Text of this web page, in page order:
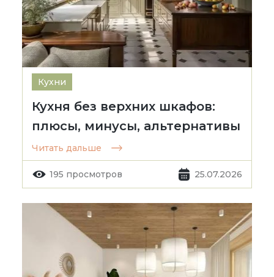
Кухни
Кухня без верхних шкафов:
плюсы, минусы, альтернативы
Читать дальше
195 просмотров 25.07.2026